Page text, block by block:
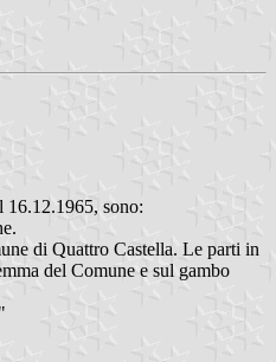
16.12.1965, sono:
di Quattro Castella. Le parti in
del Comune e sul gambo